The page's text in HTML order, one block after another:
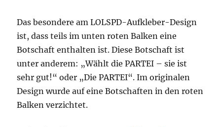
Das besondere am LOLSPD-Aufkleber-Design
ist, dass teils im unten roten Balken eine
Botschaft enthalten ist. Diese Botschaft ist
unter anderem: „Wählt die PARTEI – sie ist
sehr gut!“ oder „Die PARTEI“. Im originalen
Design wurde auf eine Botschaften in den roten
Balken verzichtet.